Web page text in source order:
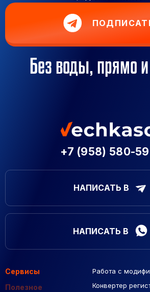
Без воды, прямо
+7 (958) 580-
НАПИСАТЬ В
НАПИСАТЬ В
Сервисы
Полезное
Работа с
Конвертер
Подборка
Макеты Figma
Созданные
Контекстная